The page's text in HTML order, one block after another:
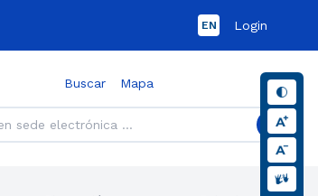
EN Login
Buscar Mapa